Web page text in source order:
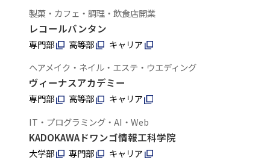
製菓・カフェ・調理・飲食店開業
レコールバンタン
専門部 高等部
キャリア
ヘアメイク・ネイル・エステ・ウエディング
ヴィーナスアカデミー
専門部 高等部
キャリア
IT・プログラミング・AI・Web
KADOKAWAドワンゴ情報工科学院
大学部 専門部 キャリア